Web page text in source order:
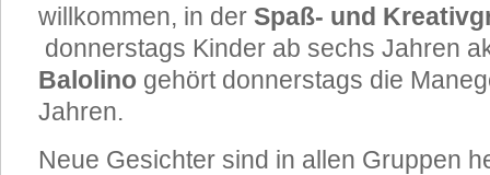
willkommen, in der Spaß- und
donnerstags Kinder ab sechs Jahren
Balolino gehört donnerstags die
Jahren.
Neue Gesichter sind in allen Gruppen